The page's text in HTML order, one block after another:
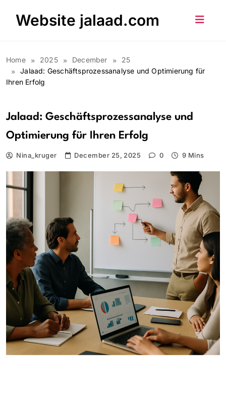
Website jalaad.com
Home 2025 December
25
Jalaad: Geschäftsprozessanalyse und Optimierung für
Ihren Erfolg
Jalaad: Geschäftsprozessanalyse und
Optimierung für Ihren Erfolg
Nina_kruger December 25, 2025 0 9 Mins